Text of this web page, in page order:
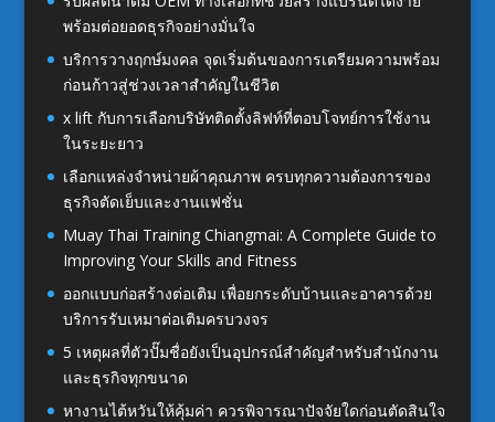
พร้อมต่อยอดธุรกิจอย่างมั่นใจ
บริการวางฤกษ์มงคล จุดเริ่มต้นของการเตรียมความพร้อม
ก่อนก้าวสู่ช่วงเวลาสำคัญในชีวิต
x lift กับการเลือกบริษัทติดตั้งลิฟท์ที่ตอบโจทย์การใช้งาน
ในระยะยาว
เลือกแหล่งจำหน่ายผ้าคุณภาพ ครบทุกความต้องการของ
ธุรกิจตัดเย็บและงานแฟชั่น
Muay Thai Training Chiangmai: A Complete Guide to
Improving Your Skills and Fitness
ออกแบบก่อสร้างต่อเติม เพื่อยกระดับบ้านและอาคารด้วย
บริการรับเหมาต่อเติมครบวงจร
5 เหตุผลที่ตัวปั๊มชื่อยังเป็นอุปกรณ์สำคัญสำหรับสำนักงาน
และธุรกิจทุกขนาด
หางานไต้หวันให้คุ้มค่า ควรพิจารณาปัจจัยใดก่อนตัดสินใจ